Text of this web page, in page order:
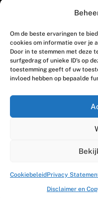
Om de beste ervaringen te
cookies om informatie over je
Door in te stemmen met deze
surfgedrag of unieke ID's op
toestemming geeft of uw
invloed hebben op bepaalde
CookiebeleidPrivacy
Disclaimer en
Contact
Houttuinlaan 8
3447 GM Woerden